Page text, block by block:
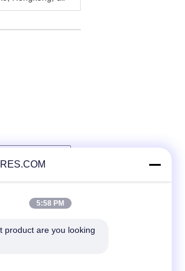
5:58 PM
product are you looking